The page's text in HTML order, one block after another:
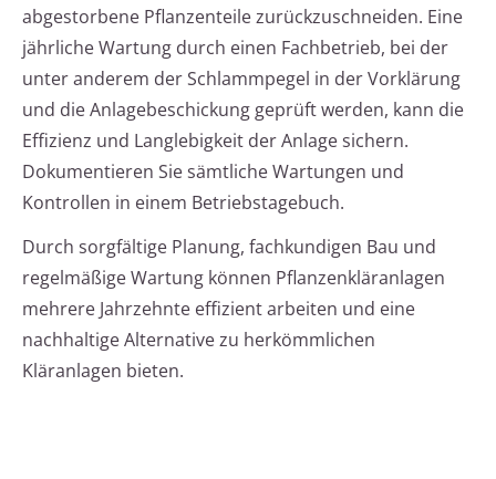
abgestorbene Pflanzenteile zurückzuschneiden. Eine
jährliche Wartung durch einen Fachbetrieb, bei der
unter anderem der Schlammpegel in der Vorklärung
und die Anlagebeschickung geprüft werden, kann die
Effizienz und Langlebigkeit der Anlage sichern.
Dokumentieren Sie sämtliche Wartungen und
Kontrollen in einem Betriebstagebuch.
Durch sorgfältige Planung, fachkundigen Bau und
regelmäßige Wartung können Pflanzenkläranlagen
mehrere Jahrzehnte effizient arbeiten und eine
nachhaltige Alternative zu herkömmlichen
Kläranlagen bieten.